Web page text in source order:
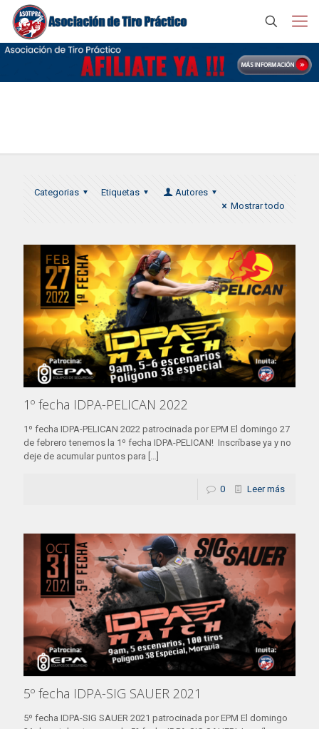
Categorias Etiquetas
Autores
Mostrar todo
1º fecha IDPA-PELICAN 2022
1º fecha IDPA-PELICAN 2022 patrocinada por EPM El domingo 27
de febrero tenemos la 1º fecha IDPA-PELICAN! Inscríbase ya y no
deje de acumular puntos para […]
0 Leer más
5º fecha IDPA-SIG SAUER 2021
5º fecha IDPA-SIG SAUER 2021 patrocinada por EPM El domingo